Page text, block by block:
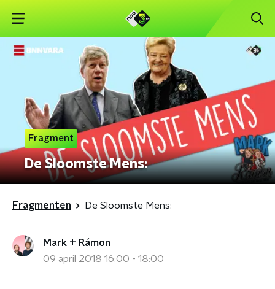
Fragment
De Sloomste Mens:
Fragmenten De Sloomste Mens:
Mark + Rámon
09 april 2018 16:00 - 18:00